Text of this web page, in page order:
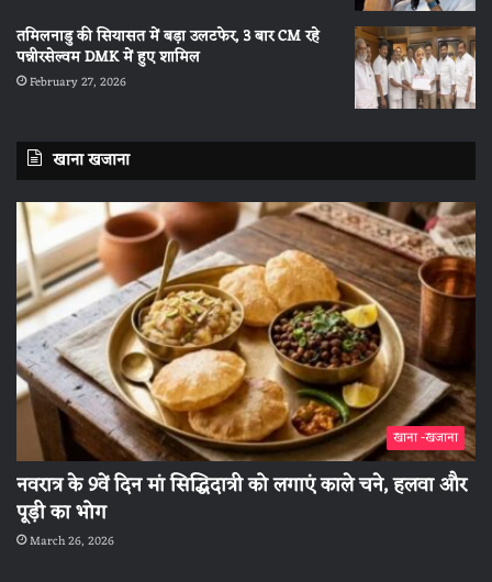
तमिलनाडु की सियासत में बड़ा उलटफेर, 3 बार CM रहे
पन्नीरसेल्वम DMK में हुए शामिल
February 27, 2026
खाना खजाना
खाना -खजाना
नवरात्र के 9वें दिन मां सिद्धिदात्री को लगाएं काले चने, हलवा और
पूड़ी का भोग
March 26, 2026